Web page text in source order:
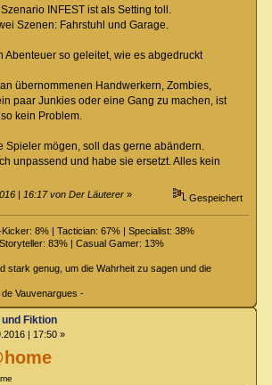
INFEST ist als Setting toll.
Szenen: Fahrstuhl und Garage.
Abenteuer so geleitet, wie es abgedruckt
übernommenen Handwerkern, Zombies,
paar Junkies oder eine Gang zu machen, ist
kein Problem.
Spieler mögen, soll das gerne abändern.
unpassend und habe sie ersetzt. Alles kein
| 16:17 von Der Läuterer » Gespeichert
8% | Tactician: 67% | Specialist: 38%
83% | Casual Gamer: 13%
stark genug, um die Wahrheit zu sagen und die
Vauvenargues -
Fiktion
| 17:50 »